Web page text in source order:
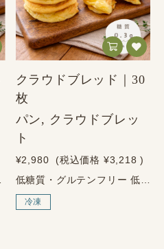
クラウドブレッド｜30
枚
パン, クラウドブレッ
ト
¥2,980 (税込価格 ¥3,218 )
冷凍